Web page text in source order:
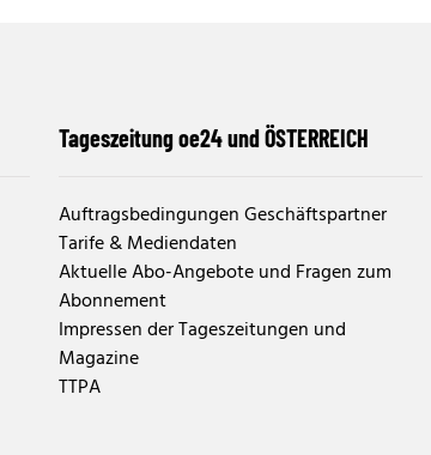
Tageszeitung oe24 und ÖSTERREICH
Auftragsbedingungen Geschäftspartner
Tarife & Mediendaten
Aktuelle Abo-Angebote und Fragen zum
Abonnement
Impressen der Tageszeitungen und
Magazine
TTPA